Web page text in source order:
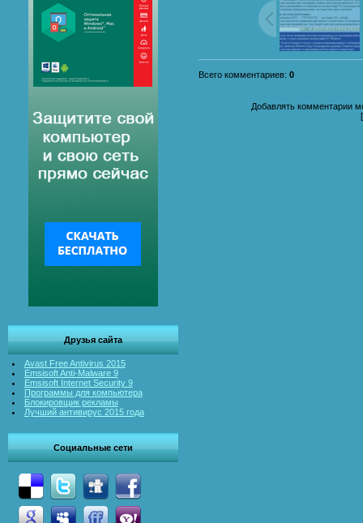
Друзья сайта
Avast Free Antivirus 2015
Emsisoft Anti-Malware 9
Emsisoft Internet Security 9
Программы для компьютера
Блокировщик рекламы
Лучший антивирус 2015 года
Социальные сети
Всего комментариев: 0
Добавлять комментарии